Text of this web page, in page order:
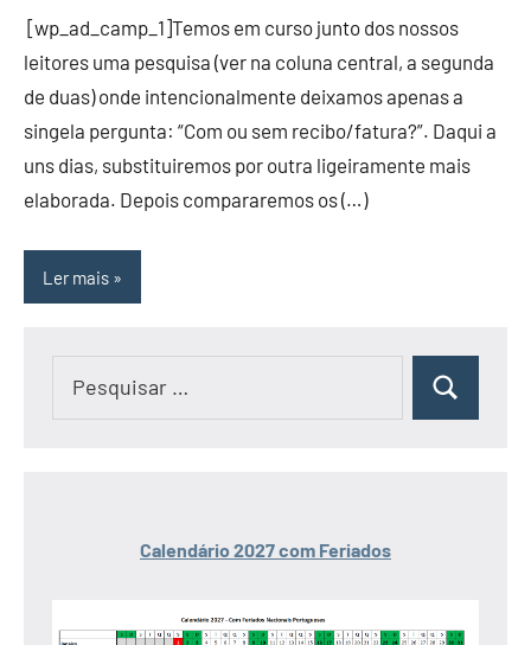
[wp_ad_camp_1]Temos em curso junto dos nossos
leitores uma pesquisa (ver na coluna central, a segunda
de duas) onde intencionalmente deixamos apenas a
singela pergunta: “Com ou sem recibo/fatura?”. Daqui a
uns dias, substituiremos por outra ligeiramente mais
elaborada. Depois compararemos os (…)
Ler mais
Pesquisar
Calendário 2027 com Feriados